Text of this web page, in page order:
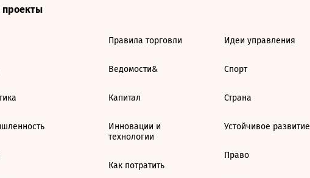
Правила торговли
Ведомости&
Капитал
Инновации и
технологии
Как потратить
Идеи управления
Спорт
Страна
Устойчивое развитие
Право